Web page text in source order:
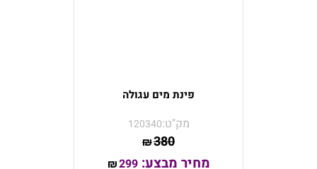
פינת מים עגולה
מק"ט:120340
₪380
מחיר מבצע: ₪299